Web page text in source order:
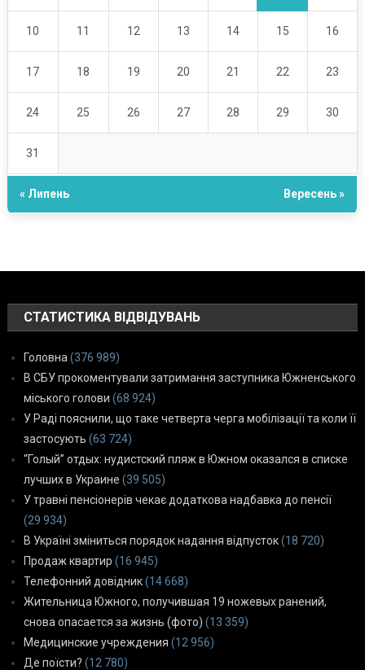
10 11 12 13 14 15 16
17 18 19 20 21 22 23
24 25 26 27 28 29 30
31
« Липень Вересень »
СТАТИСТИКА ВІДВІДУВАНЬ
Головна (376 989)
В СБУ прокоментували затримання заступника Южненського
міського голови (68 924)
У Раді пояснили, що таке четверта черга мобілізації та коли її
застосують (63 724)
“Голый” отдых: нудистский пляж в Южном оказался в списке
лучших в Украине (39 505)
У травні пенсіонерів чекає додаткова надбавка до пенсії
(29 934)
В Україні зміниться порядок надання відпусток(18 720)
Продаж квартир (16 945)
Телефонний довідник(14 668)
Жительница Южного, получившая 19 ножевых ранений,
снова опасается за жизнь (фото) (13 359)
Медицинские учреждения (12 956)
Де поїсти? (12 780)